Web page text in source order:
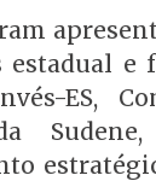
estadual e
ES,